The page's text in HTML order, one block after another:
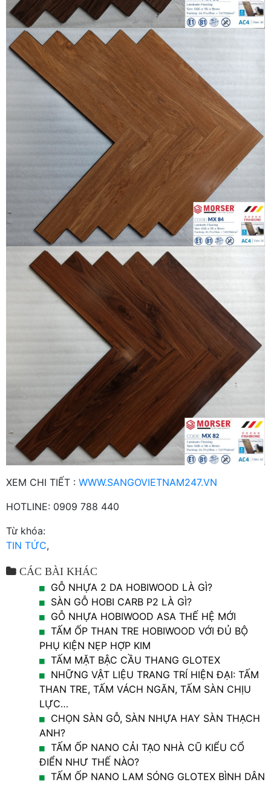
XEM CHI TIẾT : WWW.SANGOVIETNAM247.VN
HOTLINE: 0909 788 440
Từ khóa:
TIN TỨC,
CÁC BÀI KHÁC
GỖ NHỰA 2 DA HOBIWOOD LÀ GÌ?
SÀN GỖ HOBI CARB P2 LÀ GÌ?
GỖ NHỰA HOBIWOOD ASA THẾ HỆ MỚI
TẤM ỐP THAN TRE HOBIWOOD VỚI ĐỦ BỘ
PHỤ KIỆN NẸP HỢP KIM
TẤM MẶT BẬC CẦU THANG GLOTEX
NHỮNG VẬT LIỆU TRANG TRÍ HIỆN ĐẠI: TẤM
THAN TRE, TẤM VÁCH NGĂN, TẤM SÀN CHỊU
LỰC…
CHỌN SÀN GỖ, SÀN NHỰA HAY SÀN THẠCH
ANH?
TẤM ỐP NANO CẢI TẠO NHÀ CŨ KIỂU CỔ
ĐIỂN NHƯ THẾ NÀO?
TẤM ỐP NANO LAM SÓNG GLOTEX BÌNH DÂN